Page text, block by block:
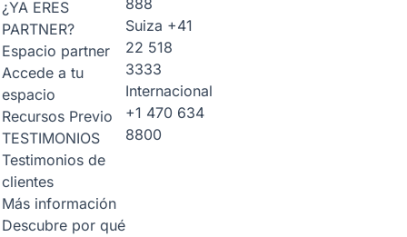
¿YA ERES
PARTNER?
Espacio partner
Accede a tu
espacio
Recursos Previo
TESTIMONIOS
Testimonios de
clientes
Más información
Descubre por qué
888
Suiza +41
22 518
3333
Internacional
+1 470 634
8800